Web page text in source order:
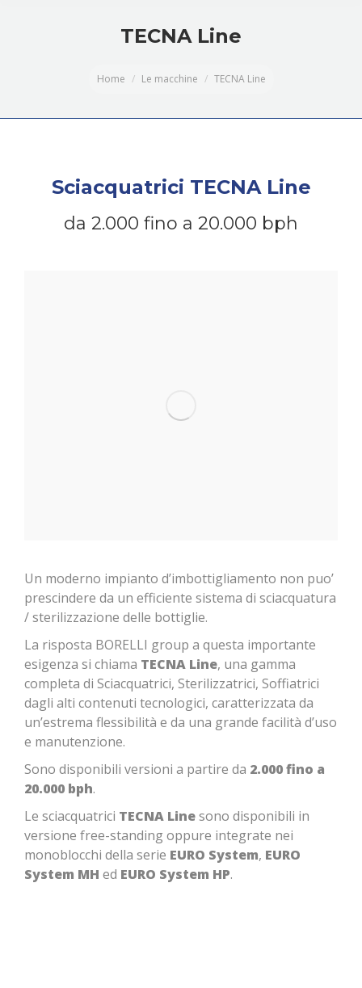
TECNA Line
Home Le macchine TECNA Line
Sciacquatrici TECNA Line
da 2.000 fino a 20.000 bph
Un moderno impianto d’imbottigliamento non puo’
prescindere da un efficiente sistema di sciacquatura
/ sterilizzazione delle bottiglie.
La risposta BORELLI group a questa importante
esigenza si chiama TECNA Line, una gamma
completa di Sciacquatrici, Sterilizzatrici, Soffiatrici
dagli alti contenuti tecnologici, caratterizzata da
un’estrema flessibilità e da una grande facilità d’uso
e manutenzione.
Sono disponibili versioni a partire da 2.000 fino a
20.000 bph.
Le sciacquatrici TECNA Linesono disponibili in
versione free-standing oppure integrate nei
monoblocchi della serie EURO System, EURO
System MH ed EURO System HP.